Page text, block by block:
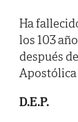
Ha
los 103
después
Apostólica
D.E.P.